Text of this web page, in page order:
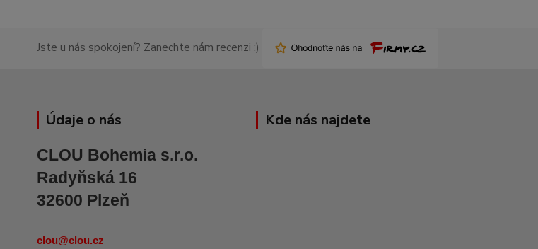
Jste u nás spokojení? Zanechte nám recenzi ;)
Údaje o nás
CLOU Bohemia s.r.o.
Radyňská 16
32600 Plzeň
clou@clou.cz
Kde nás najdete